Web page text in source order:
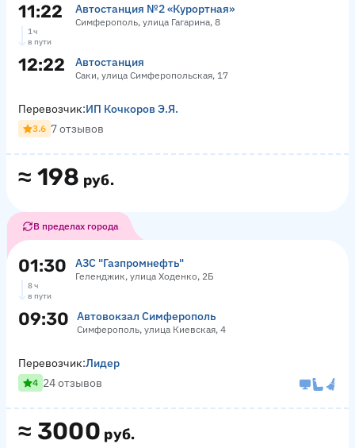
11:22 Автостанция №2 «Курортная»
Симферополь, улица Гагарина, 8
1 ч
в пути
12:22 Автостанция
Саки, улица Симферопольская, 17
≈ 198 руб.
Перевозчик:ИП Кочкоров Э.Я.
3.6 7 отзывов
В пределах города
01:30 АЗС "Газпромнефть"
Геленджик, улица Ходенко, 2Б
8 ч
в пути
09:30 Автовокзал Симферополь
Симферополь, улица Киевская, 4
≈ 3000 руб.
Перевозчик:Лидер
4 24 отзывов